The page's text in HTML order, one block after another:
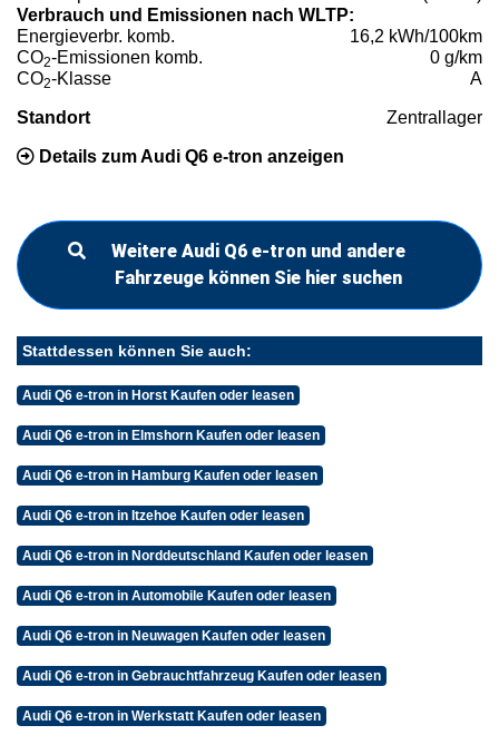
Verbrauch und Emissionen nach WLTP:
Energieverbr. komb.
16,2 kWh/100km
CO2-Emissionen komb.
0 g/km
CO2-Klasse A
Standort Zentrallager
Details zum Audi Q6 e-tron anzeigen
Weitere Audi Q6 e-tron und andere
Fahrzeuge können Sie hier suchen
Stattdessen können Sie auch:
Audi Q6 e-tron in Horst Kaufen oder leasen
Audi Q6 e-tron in Elmshorn Kaufen oder leasen
Audi Q6 e-tron in Hamburg Kaufen oder leasen
Audi Q6 e-tron in Itzehoe Kaufen oder leasen
Audi Q6 e-tron in Norddeutschland Kaufen oder leasen
Audi Q6 e-tron in Automobile Kaufen oder leasen
Audi Q6 e-tron in Neuwagen Kaufen oder leasen
Audi Q6 e-tron in Gebrauchtfahrzeug Kaufen oder leasen
Audi Q6 e-tron in Werkstatt Kaufen oder leasen